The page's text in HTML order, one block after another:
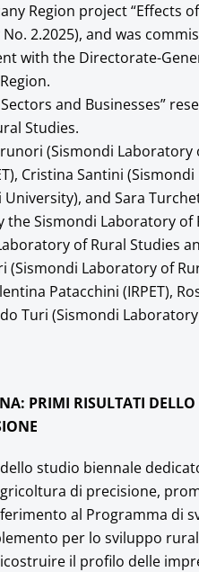
Region project “Effects
2.2025), and was
with the Directorate-
and Businesses”
Studies.
(Sismondi Laboratory
Cristina Santini (Sismondi
and Sara
Sismondi Laboratory of
of Rural Studies
(Sismondi Laboratory of
Patacchini (IRPET),
Turi (Sismondi
PRIMI RISULTATI
studio biennale
di precisione,
al Programma di
per lo sviluppo
il profilo delle